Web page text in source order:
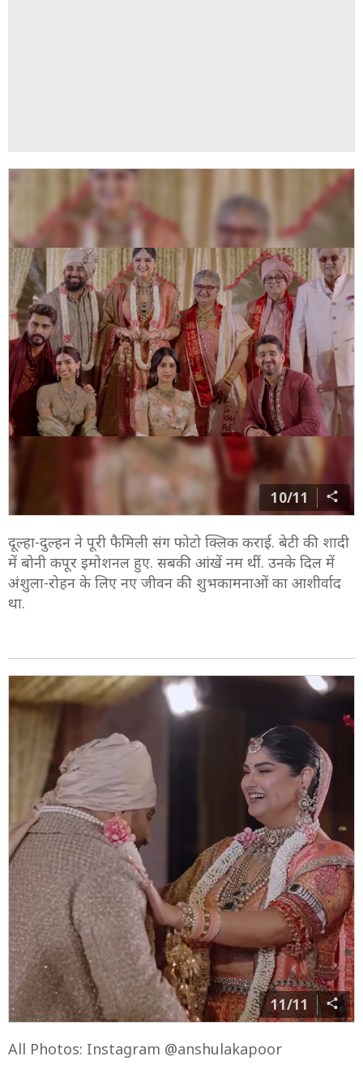
10/11
दूल्हा-दुल्हन ने पूरी फैमिली संग फोटो क्लिक कराई. बेटी की शादी
में बोनी कपूर इमोशनल हुए. सबकी आंखें नम थीं. उनके दिल में
अंशुला-रोहन के लिए नए जीवन की शुभकामनाओं का आशीर्वाद
था.